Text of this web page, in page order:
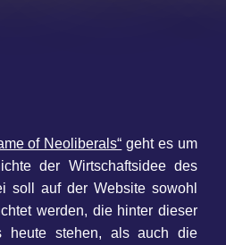
of Neoliberals“ geht es um
der Wirtschaftsidee des
soll auf der Website sowohl
werden, die hinter dieser
heute stehen, als auch die